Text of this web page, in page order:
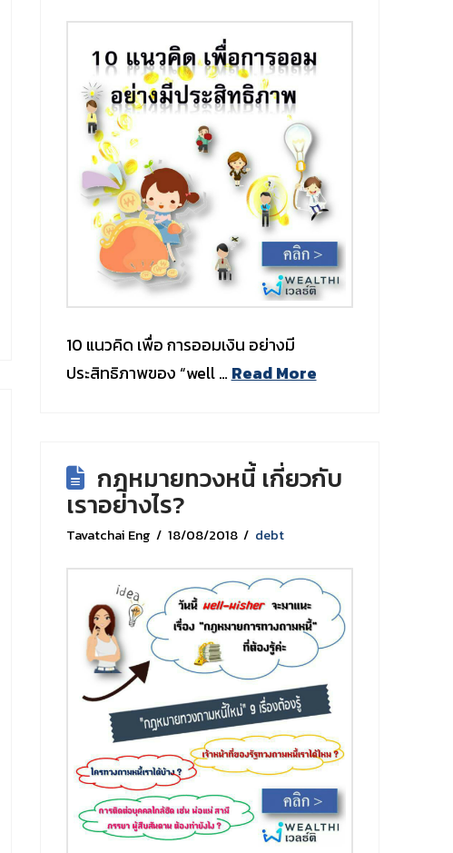
10 แนวคิด เพื่อ การออมเงิน อย่างมี
ประสิทธิภาพของ “well …Read More
กฎหมายทวงหนี้ เกี่ยวกับ
เราอย่างไร?
Tavatchai Eng 18/08/2018 debt